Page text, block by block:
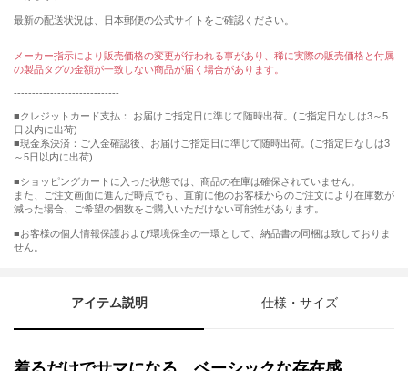
最新の配送状況は、日本郵便の公式サイトをご確認ください。
メーカー指示により販売価格の変更が行われる事があり、稀に実際の販売価格と付属
の製品タグの金額が一致しない商品が届く場合があります。
-----------------------------
■クレジットカード支払： お届けご指定日に準じて随時出荷。(ご指定日なしは3～5
日以内に出荷)
■現金系決済：ご入金確認後、お届けご指定日に準じて随時出荷。(ご指定日なしは3
～5日以内に出荷)
■ショッピングカートに入った状態では、商品の在庫は確保されていません。
また、ご注文画面に進んだ時点でも、直前に他のお客様からのご注文により在庫数が
減った場合、ご希望の個数をご購入いただけない可能性があります。
■お客様の個人情報保護および環境保全の一環として、納品書の同梱は致しておりま
せん。
アイテム説明 仕様・サイズ